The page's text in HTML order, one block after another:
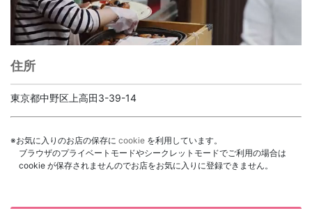
住所
東京都中野区上高田3-39-14
※お気に入りのお店の保存に cookie を利用しています。
ブラウザのプライベートモードやシークレットモードでご利用の場合は
cookie が保存されませんのでお店をお気に入りに登録できません。